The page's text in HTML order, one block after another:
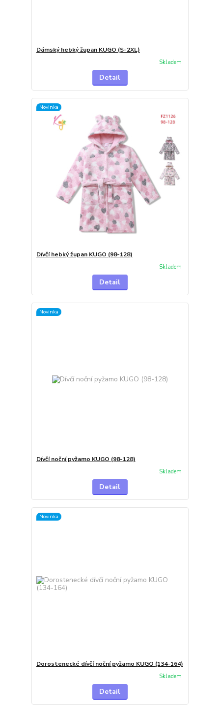
Dámský hebký župan KUGO (S-2XL)
Skladem
Detail
Novinka
Dívčí hebký župan KUGO (98-128)
Skladem
Detail
Novinka
Dívčí noční pyžamo KUGO (98-128)
Skladem
Detail
Novinka
Dorostenecké dívčí noční pyžamo KUGO (134-164)
Skladem
Detail